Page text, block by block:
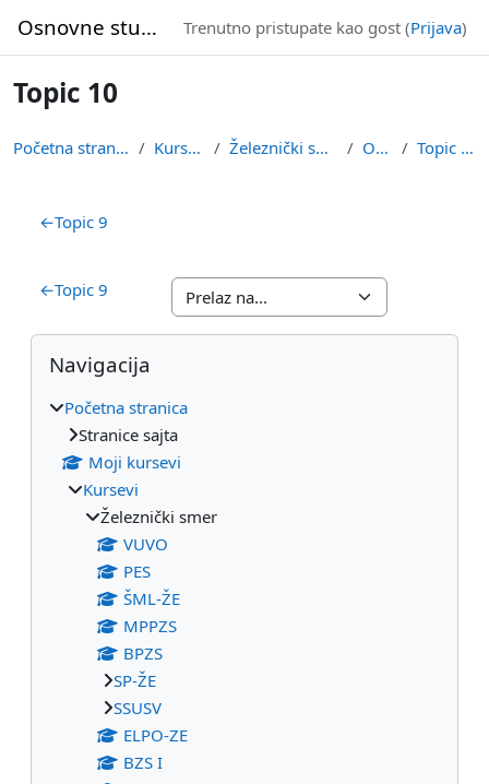
Osnovne studije Trenutno pristupate kao gost (Prijava)
Topic 10
Početna stranica Kursevi Železnički smer OVZ Topic 10
Pregled sekcija
←Topic 9
←Topic 9
Blokovi
Preskoči Navigacija
Navigacija
Početna stranica
Stranice sajta
Moji kursevi
Kursevi
Železnički smer
VUVO
PES
ŠML-ŽE
MPPZS
BPZS
SP-ŽE
SSUSV
ELPO-ZE
BZS I